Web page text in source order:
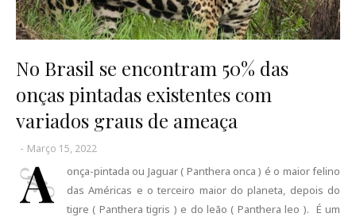
No Brasil se encontram 50% das
onças pintadas existentes com
variados graus de ameaça
- Março 15, 2022
A
onça-pintada ou Jaguar ( Panthera onca ) é o maior felino
das Américas e o terceiro maior do planeta, depois do
tigre ( Panthera tigris ) e do leão ( Panthera leo ). É um